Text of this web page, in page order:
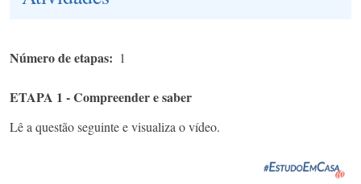
Número de etapas 1
ETAPA 1 - Compreender e saber
Lê a questão seguinte e visualiza o vídeo.